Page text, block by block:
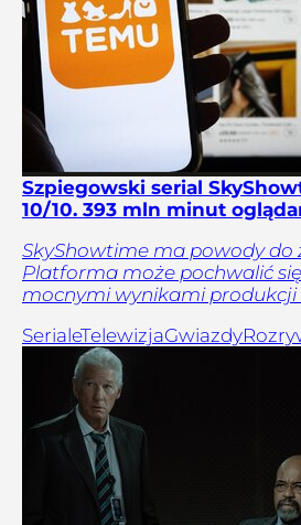
Szpiegowski serial
10/10. 393 mln minut
SkyShowtime ma powody do
Platforma może pochwalić
mocnymi wynikami produkcji
SerialeTelewizjaGwiazdy